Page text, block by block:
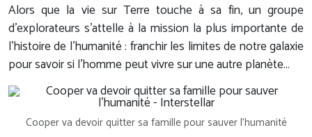
Alors que la vie sur Terre touche à sa fin, un groupe
d’explorateurs s’attelle à la mission la plus importante de
l’histoire de l’humanité : franchir les limites de notre galaxie
pour savoir si l’homme peut vivre sur une autre planète…
Cooper va devoir quitter sa famille pour sauver l'humanité